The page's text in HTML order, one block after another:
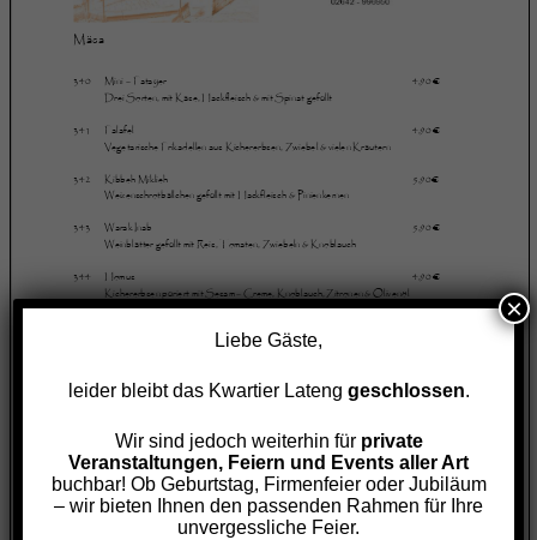
Liebe Gäste,
leider bleibt das Kwartier Lateng geschlossen.
Wir sind jedoch weiterhin für private
Veranstaltungen, Feiern und Events aller Art
buchbar! Ob Geburtstag, Firmenfeier oder Jubiläum
– wir bieten Ihnen den passenden Rahmen für Ihre
unvergessliche Feier.
×